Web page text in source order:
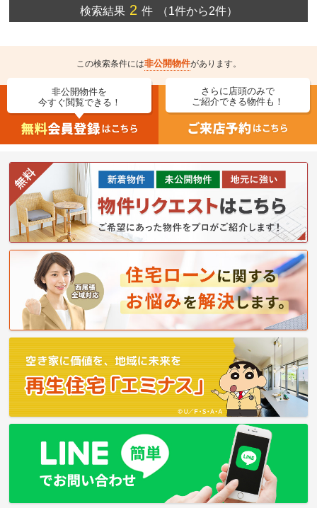
検索結果2 件 （1件から2件）
この検索条件には非公開物件があります。
非公開物件を
今すぐ閲覧できる！
さらに店頭のみで
ご紹介できる物件も！